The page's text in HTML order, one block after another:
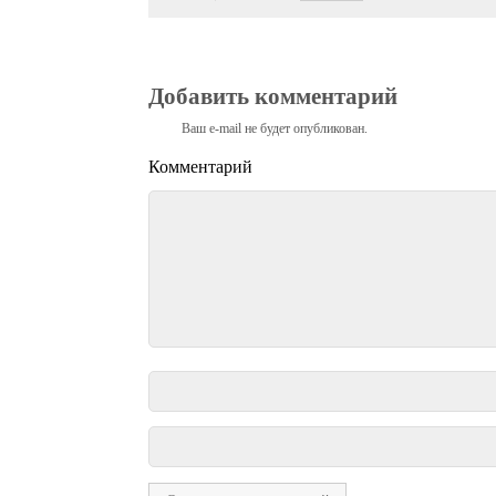
Добавить комментарий
Ваш e-mail не будет опубликован.
Комментарий